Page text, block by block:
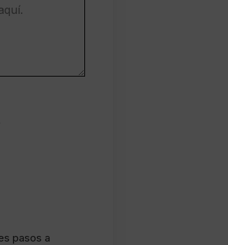
pasos a